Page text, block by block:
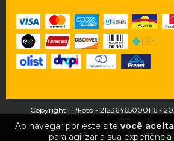
Ao navegar por este site você
para agilizar a sua
Copyright TPFoto - 21236465000116 -